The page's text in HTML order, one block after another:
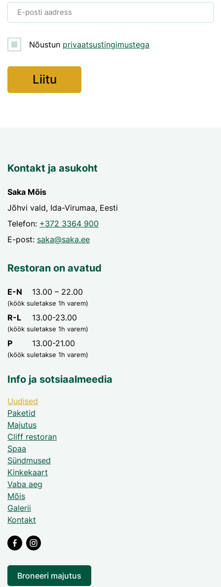
E-posti aadress
Nõustun privaatsustingimustega
Kontakt ja asukoht
Saka Mõis
Jõhvi vald, Ida-Virumaa, Eesti
Telefon: +372 3364 900
E-post: saka@saka.ee
Restoran on avatud
E-N 13.00 – 22.00
(köök suletakse 1h varem)
R-L 13.00-23.00
(köök suletakse 1h varem)
P 13.00-21.00
(köök suletakse 1h varem)
Info ja sotsiaalmeedia
Uudised
Paketid
Majutus
Cliff restoran
Spaa
Sündmused
Kinkekaart
Vaba aeg
Mõis
Galerii
Kontakt
Broneeri majutus